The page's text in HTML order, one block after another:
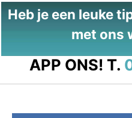
Heb je een leuke
met ons
APP ONS! T.